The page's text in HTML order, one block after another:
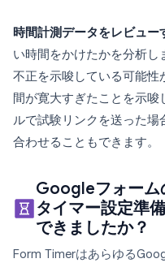
時間計測データをレビュー
い時間をかけたかを分析
不正を示唆している可能
間が寛大すぎたことを示
ルで試験リンクを送った場
合わせることもできます。
Googleフォーム
タイマー設定準
できましたか？
Form Timerはあらゆる